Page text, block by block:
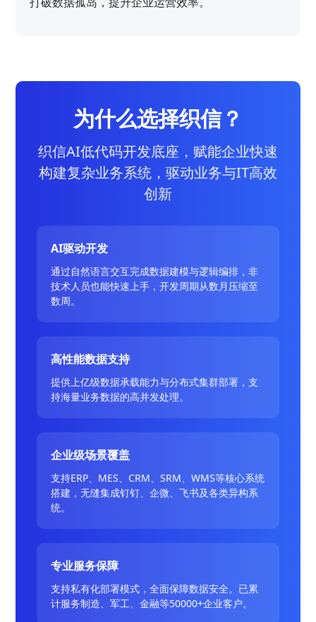
为什么选择织信？
织信AI低代码开发底座，赋能企业快速
构建复杂业务系统，驱动业务与IT高效
创新
AI驱动开发
通过自然语言交互完成数据建模与逻辑编排，非
技术人员也能快速上手，开发周期从数月压缩至
数周。
高性能数据支持
提供上亿级数据承载能力与分布式集群部署，支
持海量业务数据的高并发处理。
企业级场景覆盖
支持ERP、MES、CRM、SRM、WMS等核心系统
搭建，无缝集成钉钉、企微、飞书及各类异构系
统。
专业服务保障
支持私有化部署模式，全面保障数据安全。已累
计服务制造、军工、金融等50000+企业客户。